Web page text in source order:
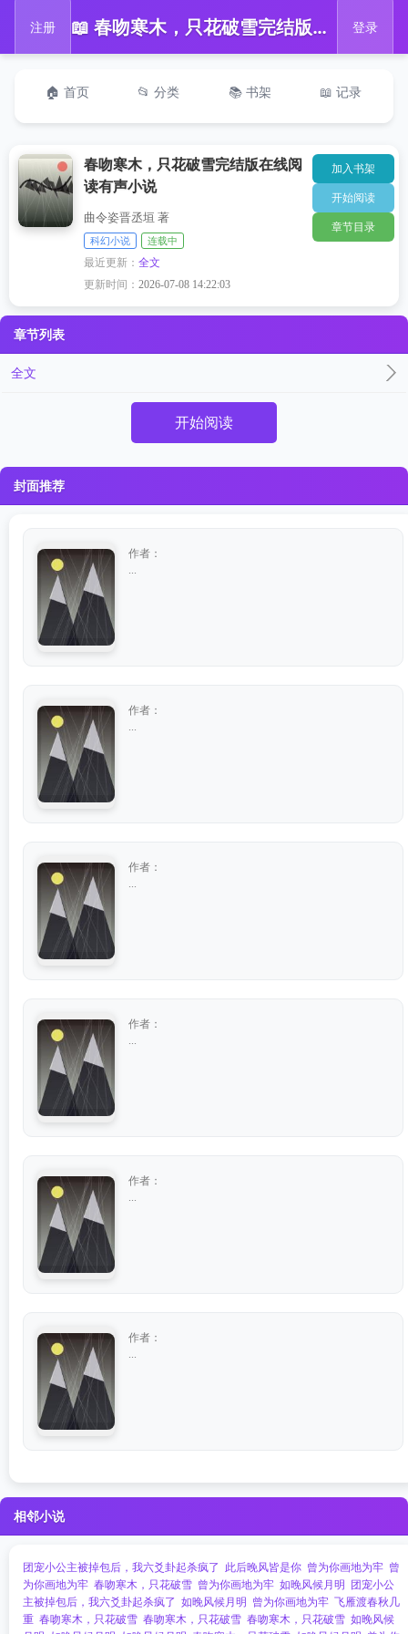
注册 📖 春吻寒木，只花破雪完结版在线阅读有声小说 登录
🏠 首页 📂 分类 📚 书架 📖 记录
春吻寒木，只花破雪完结版在线阅
读有声小说
曲令姿晋丞垣 著
科幻小说 连载中
最近更新：全文
更新时间：2026-07-08 14:22:03
加入书架
开始阅读
章节目录
章节列表
全文
开始阅读
封面推荐
作者：
作者：
作者：
作者：
作者：
作者：
相邻小说
团宠小公主被掉包后，我六爻卦起杀疯了 此后晚风皆是你 曾为你画地为牢 曾
为你画地为牢 春吻寒木，只花破雪 曾为你画地为牢 如晚风候月明 团宠小公
主被掉包后，我六爻卦起杀疯了 如晚风候月明 曾为你画地为牢 飞雁渡春秋几
重 春吻寒木，只花破雪 春吻寒木，只花破雪 春吻寒木，只花破雪 如晚风候